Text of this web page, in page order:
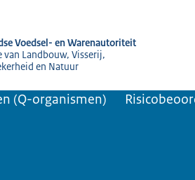
Voedsel- en Warenautoriteit
van Landbouw, Visserij,
en Natuur
(Q-organismen)